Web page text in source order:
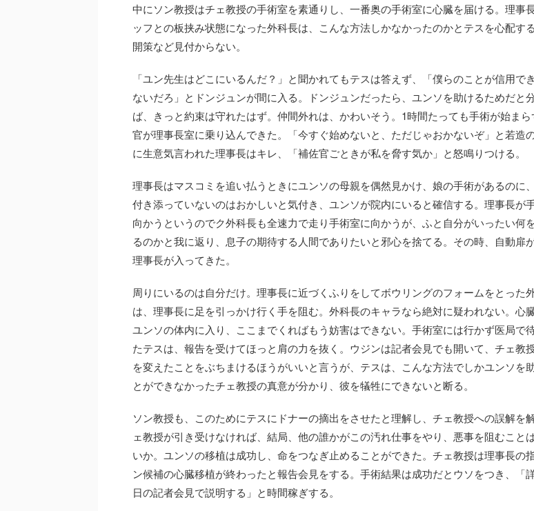
中にソン教授はチェ教授の手術室を素通りし、一番奥の手術室に心臓を届ける。理事
ッフとの板挟み状態になった外科長は、こんな方法しかなかったのかとテスを心配す
開策など見付からない。
「ユン先生はどこにいるんだ？」と聞かれてもテスは答えず、「僕らのことが信用で
ないだろ」とドンジュンが間に入る。ドンジュンだったら、ユンソを助けるためだと
ば、きっと約束は守れたはず。仲間外れは、かわいそう。1時間たっても手術が始ま
官が理事長室に乗り込んできた。「今すぐ始めないと、ただじゃおかないぞ」と若造
に生意気言われた理事長はキレ、「補佐官ごときが私を脅す気か」と怒鳴りつける。
理事長はマスコミを追い払うときにユンソの母親を偶然見かけ、娘の手術があるのに
付き添っていないのはおかしいと気付き、ユンソが院内にいると確信する。理事長が
向かうというのでク外科長も全速力で走り手術室に向かうが、ふと自分がいったい何
るのかと我に返り、息子の期待する人間でありたいと邪心を捨てる。その時、自動扉
理事長が入ってきた。
周りにいるのは自分だけ。理事長に近づくふりをしてボウリングのフォームをとった
は、理事長に足を引っかけ行く手を阻む。外科長のキャラなら絶対に疑われない。心
ユンソの体内に入り、ここまでくればもう妨害はできない。手術室には行かず医局で
たテスは、報告を受けてほっと肩の力を抜く。ウジンは記者会見でも開いて、チェ教
を変えたことをぶちまけるほうがいいと言うが、テスは、こんな方法でしかユンソを
とができなかったチェ教授の真意が分かり、彼を犠牲にできないと断る。
ソン教授も、このためにテスにドナーの摘出をさせたと理解し、チェ教授への誤解を
ェ教授が引き受けなければ、結局、他の誰かがこの汚れ仕事をやり、悪事を阻むこと
いか。ユンソの移植は成功し、命をつなぎ止めることができた。チェ教授は理事長の
ン候補の心臓移植が終わったと報告会見をする。手術結果は成功だとウソをつき、「
日の記者会見で説明する」と時間稼ぎする。